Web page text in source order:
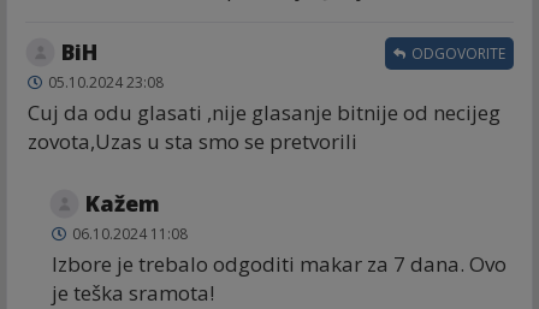
BiH
05.10.2024 23:08
Cuj da odu glasati ,nije glasanje bitnije od necijeg
zovota,Uzas u sta smo se pretvorili
ODGOVORITE
Kažem
06.10.2024 11:08
Izbore je trebalo odgoditi makar za 7 dana. Ovo
je teška sramota!